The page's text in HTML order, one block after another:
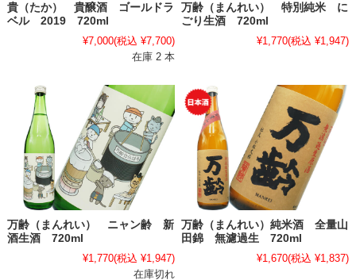
貴（たか） 貴醸酒 ゴールドラ
ベル 2019 720ml
¥7,000(税込 ¥7,700)
在庫 2 本
万齢（まんれい） 特別純米 に
ごり生酒 720ml
¥1,770(税込 ¥1,947)
万齢（まんれい） ニャン齢 新
酒生酒 720ml
¥1,770(税込 ¥1,947)
在庫切れ
万齢（まんれい）純米酒 全量山
田錦 無濾過生 720ml
¥1,670(税込 ¥1,837)